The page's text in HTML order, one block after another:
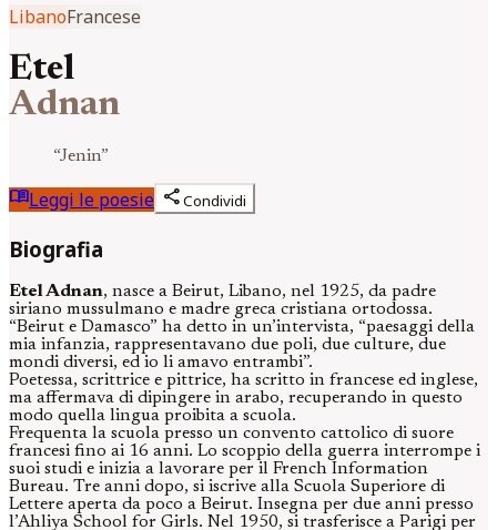
LibanoFrancese
Etel
Adnan
“Jenin”
menu_bookLeggi le poesie shareCondividi
Biografia
Etel Adnan, nasce a Beirut, Libano, nel 1925, da padre
siriano mussulmano e madre greca cristiana ortodossa.
“Beirut e Damasco” ha detto in un’intervista, “paesaggi della
mia infanzia, rappresentavano due poli, due culture, due
mondi diversi, ed io li amavo entrambi”.
Poetessa, scrittrice e pittrice, ha scritto in francese ed inglese,
ma affermava di dipingere in arabo, recuperando in questo
modo quella lingua proibita a scuola.
Frequenta la scuola presso un convento cattolico di suore
francesi fino ai 16 anni. Lo scoppio della guerra interrompe i
suoi studi e inizia a lavorare per il French Information
Bureau. Tre anni dopo, si iscrive alla Scuola Superiore di
Lettere aperta da poco a Beirut. Insegna per due anni presso
l’Ahliya School for Girls. Nel 1950, si trasferisce a Parigi per